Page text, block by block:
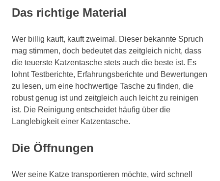
Das richtige Material
Wer billig kauft, kauft zweimal. Dieser bekannte Spruch
mag stimmen, doch bedeutet das zeitgleich nicht, dass
die teuerste Katzentasche stets auch die beste ist. Es
lohnt Testberichte, Erfahrungsberichte und Bewertungen
zu lesen, um eine hochwertige Tasche zu finden, die
robust genug ist und zeitgleich auch leicht zu reinigen
ist. Die Reinigung entscheidet häufig über die
Langlebigkeit einer Katzentasche.
Die Öffnungen
Wer seine Katze transportieren möchte, wird schnell